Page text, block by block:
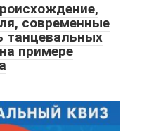
современные
танцевальных
примере